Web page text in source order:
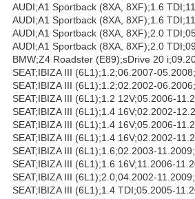
AUDI;A1 Sportback (8XA, 8XF);1.6
AUDI;A1 Sportback (8XA, 8XF);1.6
AUDI;A1 Sportback (8XA, 8XF);2.0
AUDI;A1 Sportback (8XA, 8XF);2.0
BMW;Z4 Roadster (E89);sDrive 20
SEAT;IBIZA III (6L1);1.2;06.2007-
SEAT;IBIZA III (6L1);1.2;02.2002-
SEAT;IBIZA III (6L1);1.2 12V;05.2006-
SEAT;IBIZA III (6L1);1.4 16V;02.2002-
SEAT;IBIZA III (6L1);1.4 16V;05.2006-
SEAT;IBIZA III (6L1);1.4 16V;02.2002-
SEAT;IBIZA III (6L1);1.6;02.2003-
SEAT;IBIZA III (6L1);1.6 16V;11.2006-
SEAT;IBIZA III (6L1);2.0;04.2002-
SEAT;IBIZA III (6L1);1.4 TDI;05.2005-